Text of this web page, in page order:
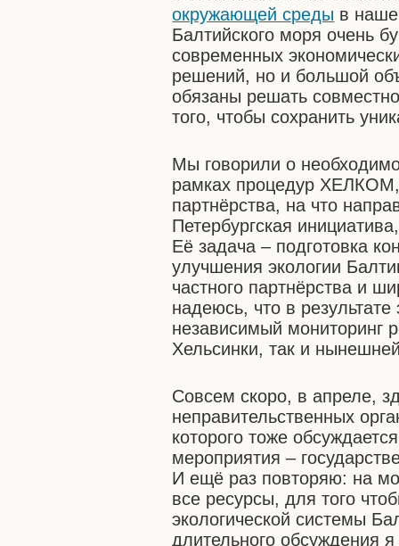
окружающей среды в
Балтийского моря очень
современных
решений, но и большой
обязаны решать
того, чтобы сохранить
Мы говорили о
рамках процедур ХЕЛКОМ,
партнёрства, на что
Петербургская
Её задача – подготовка
улучшения экологии
частного партнёрства и
надеюсь, что в
независимый мониторинг
Хельсинки, так и
Совсем скоро, в апреле,
неправительственных
которого тоже
мероприятия –
И ещё раз повторяю: на
все ресурсы, для того
экологической системы
длительного обсуждения